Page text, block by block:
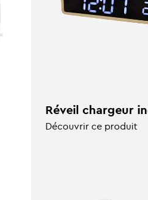
Réveil chargeur
Découvrir ce produit